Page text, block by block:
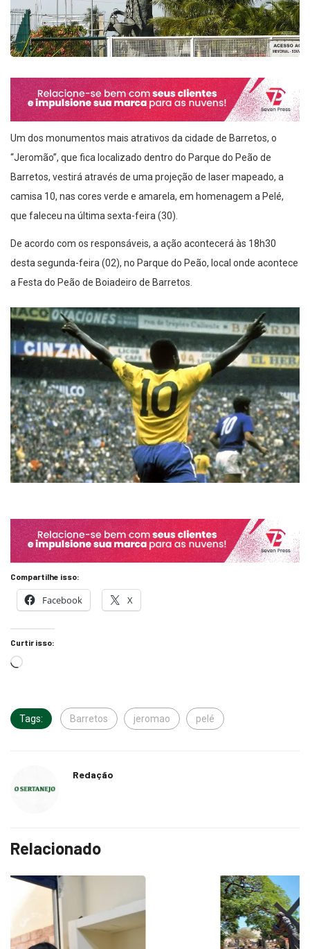
Um dos monumentos mais atrativos da cidade de Barretos, o
“Jeromão”, que fica localizado dentro do Parque do Peão de
Barretos, vestirá através de uma projeção de laser mapeado, a
camisa 10, nas cores verde e amarela, em homenagem a Pelé,
que faleceu na última sexta-feira (30).
De acordo com os responsáveis, a ação acontecerá às 18h30
desta segunda-feira (02), no Parque do Peão, local onde acontece
a Festa do Peão de Boiadeiro de Barretos.
Compartilhe isso:
Facebook X
Curtir isso:
Tags: Barretos jeromao pelé
Redação
Relacionado